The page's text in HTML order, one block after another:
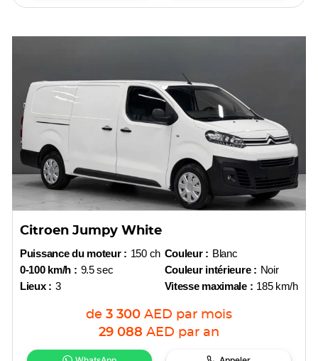
Citroen Jumpy White
Puissance du moteur : 150 ch
0-100 km/h : 9.5 sec
Lieux : 3
Couleur : Blanc
Couleur intérieure : Noir
Vitesse maximale : 185 km/h
de 3 300 AED par mois
29 088 AED par an